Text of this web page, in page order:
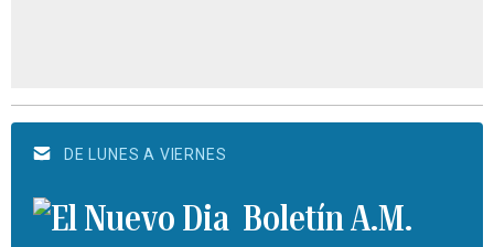
DE LUNES A VIERNES
Boletín A.M.